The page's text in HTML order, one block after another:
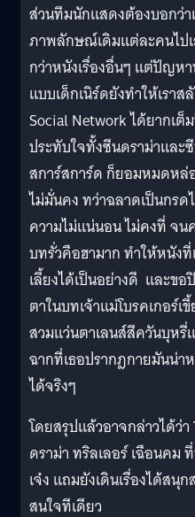
ส่วนทีมนักแสดงต้องบอกว่
ภาพลักษณ์เดิมแต่ละคนไปเ
กว่าหนังเรื่องอื่นๆ แต่ปัญห
แบบเด็กเนิร์ดยังทำให้เรา
Social Network ได้ยากเ
ประทับใจทั้งซีนดราม่าและ
สการ์สการ์ด ก็ยอมหมดหล่
ไม่มั่นคง ทว่าฉลาดเป็นกร
ความไม่แน่นอน ไม่คงที่ จ
บทรั่วคือฮามาก ทำให้หนัง
เลี้ยงได้เป็นอย่างดี และขอ
ตาในบทเจ้าแม่โบรคเกอร์
สวมแว่นตาเลนส์สีควันบุห
ฉากที่เธอปรากฎกายมันน่า
ได้จริงๆ
โดยสรุปแล้วอาจกล่าวได้ว่า
ดราม่า ทริลเลอร์ เฉือนคม
เจ๋ง แถมยังเดินเรื่องได้สนุ
สนใจทีเดียว